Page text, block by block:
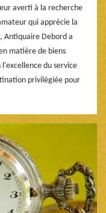
averti à la recherche
qui apprécie la
Antiquaire Debord a
matière de biens
du service
privilégiée pour